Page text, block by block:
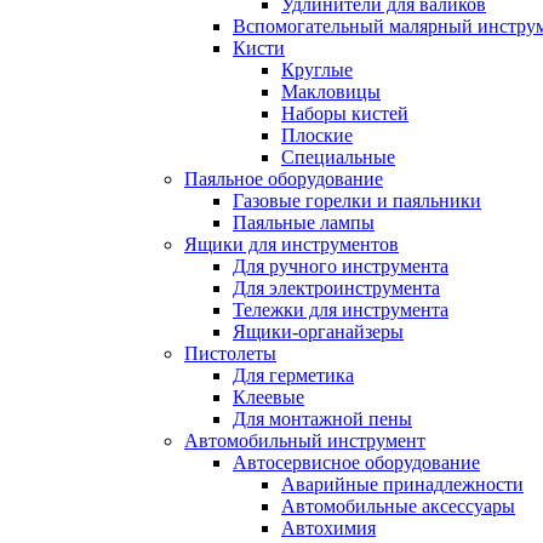
Удлинители для валиков
Вспомогательный малярный
Кисти
Круглые
Макловицы
Наборы кистей
Плоские
Специальные
Паяльное оборудование
Газовые горелки и паяльники
Паяльные лампы
Ящики для инструментов
Для ручного инструмента
Для электроинструмента
Тележки для инструмента
Ящики-органайзеры
Пистолеты
Для герметика
Клеевые
Для монтажной пены
Автомобильный инструмент
Автосервисное оборудование
Аварийные принадлежности
Автомобильные аксессуары
Автохимия